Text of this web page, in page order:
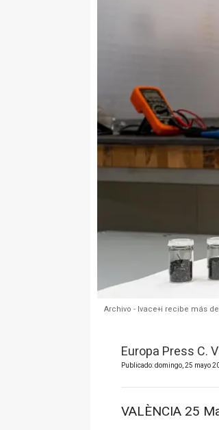
Archivo - Ivace+i recibe más
Europa Press C.
Publicado: domingo, 25 mayo
VALÈNCIA 25